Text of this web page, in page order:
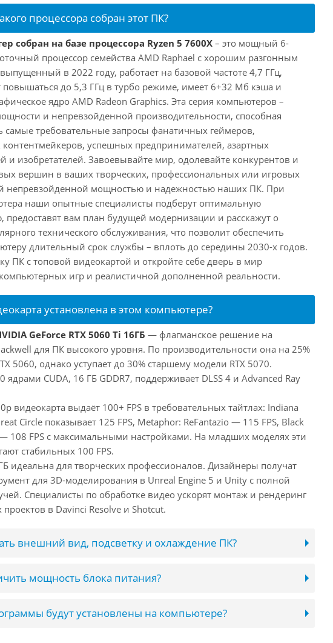
процессора собран этот ПК?
собран на базе процессора Ryzen 5 7600X– это мощный 6-
процессор семейства AMD Raphael с хорошим разгонным
в 2022 году, работает на базовой частоте 4,7 ГГц,
повышаться до 5,3 ГГц в турбо режиме, имеет 6+32 Мб кэша и
ядро AMD Radeon Graphics. Эта серия компьютеров –
и непревзойденной производительности, способная
самые требовательные запросы фанатичных геймеров,
успешных предпринимателей, азартных
и изобретателей. Завоевывайте мир, одолевайте конкурентов и
вершин в ваших творческих, профессиональных или игровых
непревзойденной мощностью и надежностью наших ПК. При
наши опытные специалисты подберут оптимальную
предоставят вам план будущей модернизации и расскажут о
технического обслуживания, что позволит обеспечить
длительный срок службы – вплоть до середины 2030-х годов.
ПК с топовой видеокартой и откройте себе дверь в мир
игр и реалистичной дополненной реальности.
установлена в этом компьютере?
GeForce RTX 5060 Ti 16ГБ — флагманское решение на
для ПК высокого уровня. По производительности она на 25%
5060, однако уступает до 30% старшему модели RTX 5070.
CUDA, 16 ГБ GDDR7, поддерживает DLSS 4 и Advanced Ray
видеокарта выдаёт 100+ FPS в требовательных тайтлах: Indiana
Circle показывает 125 FPS, Metaphor: ReFantazio — 115 FPS, Black
108 FPS с максимальными настройками. На младших моделях эти
стабильных 100 FPS.
идеальна для творческих профессионалов. Дизайнеры получат
для 3D-моделирования в Unreal Engine 5 и Unity с полной
Специалисты по обработке видео ускорят монтаж и рендеринг
в Davinci Resolve и Shotcut.
внешний вид, подсветку и охлаждение ПК?
мощность блока питания?
будут установлены на компьютере?